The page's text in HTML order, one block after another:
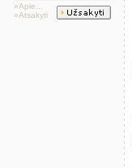
»Apie...
»Atsakyti